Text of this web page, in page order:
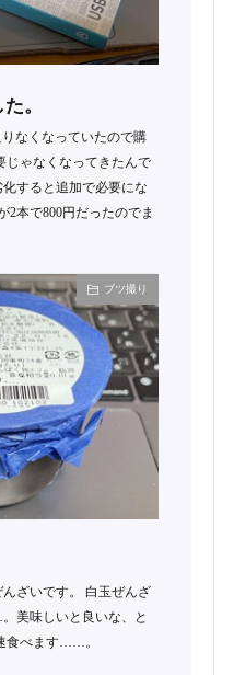
。
なくなっていたので購
じゃなくなってきたんで
すると追加で必要にな
本で800円だったのでま
ブツ撮り
ざいです。 白玉ぜんざ
美味しいと良いな、と
食べます……。